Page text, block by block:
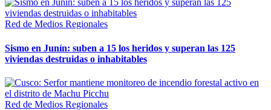
Red de Medios Regionales
Sismo en Junín: suben a 15 los heridos y superan las 125
viviendas destruidas o inhabitables
Red de Medios Regionales